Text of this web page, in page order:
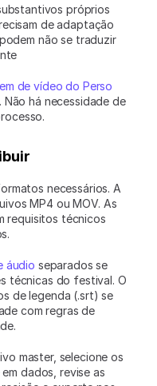
próprios
de adaptação
não se traduzir
de vídeo do Perso
Não há necessidade de
necessários. A
MP4 ou MOV. As
requisitos técnicos
áudio separados se
técnicas do festival. O
de legenda (.srt) se
com regras de
master, selecione os
dados, revise as